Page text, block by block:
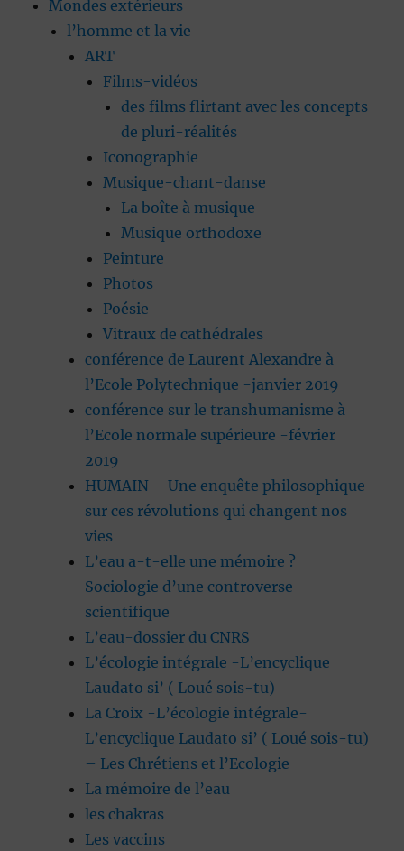
Mondes extérieurs
l’homme et la vie
ART
Films-vidéos
des films flirtant avec les concepts
de pluri-réalités
Iconographie
Musique-chant-danse
La boîte à musique
Musique orthodoxe
Peinture
Photos
Poésie
Vitraux de cathédrales
conférence de Laurent Alexandre à
l’Ecole Polytechnique -janvier 2019
conférence sur le transhumanisme à
l’Ecole normale supérieure -février
2019
HUMAIN – Une enquête philosophique
sur ces révolutions qui changent nos
vies
L’eau a-t-elle une mémoire ?
Sociologie d’une controverse
scientifique
L’eau-dossier du CNRS
L’écologie intégrale -L’encyclique
Laudato si’ ( Loué sois-tu)
La Croix -L’écologie intégrale-
L’encyclique Laudato si’ ( Loué sois-tu)
– Les Chrétiens et l’Ecologie
La mémoire de l’eau
les chakras
Les vaccins